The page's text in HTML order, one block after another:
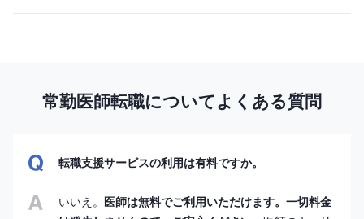
常勤医師転職についてよくある質問
転職支援サービスの利用は有料ですか。
いいえ。 医師は無料でご利用いただけます。一切料金